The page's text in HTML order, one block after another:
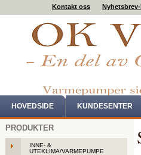
Kontakt oss
HOVEDSIDE KUNDESENTER
PRODUKTER
INNE- &
UTEKLIMA/VARMEPUMPE